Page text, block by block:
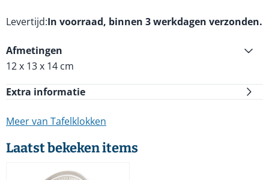
Levertijd In voorraad, binnen 3 werkdagen verzonden.
Afmetingen
12 x 13 x 14 cm
Extra informatie
Meer van Tafelklokken
Laatst bekeken items